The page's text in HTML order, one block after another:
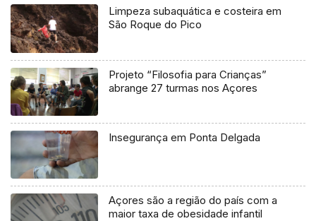
Limpeza subaquática e costeira em
São Roque do Pico
Projeto “Filosofia para Crianças”
abrange 27 turmas nos Açores
Insegurança em Ponta Delgada
Açores são a região do país com a
maior taxa de obesidade infantil